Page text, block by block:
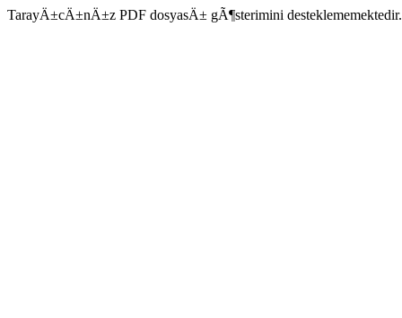
TarayÄ±cÄ±nÄ±z PDF dosyasÄ± gÃ¶sterimini